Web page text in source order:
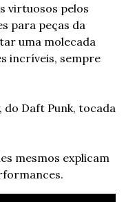
virtuosos pelos
para peças da
uma molecada
incríveis, sempre
do Daft Punk, tocada
mesmos explicam